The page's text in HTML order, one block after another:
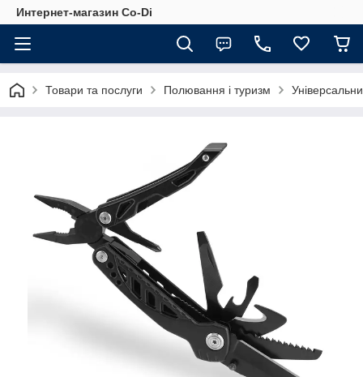
Интернет-магазин Co-Di
Товари та послуги Полювання і туризм